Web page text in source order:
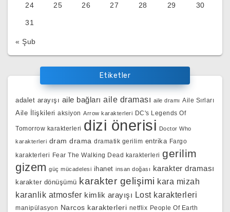
24 25 26 27 28 29 30
31
« Şub
Etiketler
adalet arayışı aile bağları aile draması aile dramı Aile Sırları
Aile İlişkileri aksiyon Arrow karakterleri DC's Legends Of
Tomorrow karakterleri dizi önerisi Doctor Who
karakterleri dram drama dramatik gerilim entrika Fargo
karakterleri Fear The Walking Dead karakterleri gerilim
gizem güç mücadelesi ihanet insan doğası karakter draması
karakter dönüşümü karakter gelişimi kara mizah
karanlik atmosfer kimlik arayışı Lost karakterleri
manipülasyon Narcos karakterleri netflix People Of Earth